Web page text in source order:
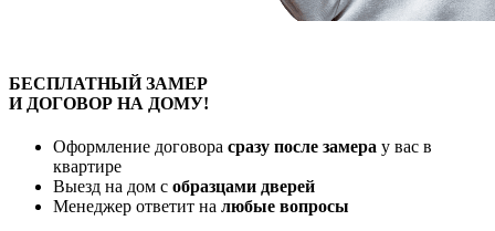
БЕСПЛАТНЫЙЗАМЕР
И ДОГОВОР НА ДОМУ!
Оформление договора сразу после замера у вас в
квартире
Выезд на дом с образцами дверей
Менеджер ответит на любые вопросы